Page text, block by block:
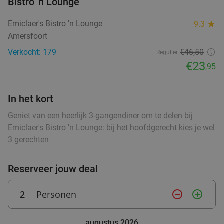
Verkocht: 28
,95
41%
High tea inclusief onbeperkt verse thee (1,5
Di Wo
Vr
Sophias Coffee
Barneveld 15 min.directions_car
Verkocht: 14
26%
High Tea (1,5 uur) voor €25,50 p.p.
Emiclaer's Bistro 'n Lounge 9.3 star
Amersfoort
Verkocht: 179
Regulier €46,50
€23,95
In het kort
Geniet van een heerlijk 3-gangendiner om te delen bij
Emiclaer's Bistro 'n Lounge: bij het hoofdgerecht kies je wel
3 gerechten
Reserveer jouw deal
2 Personen remove_circle_outline add_circle_outline